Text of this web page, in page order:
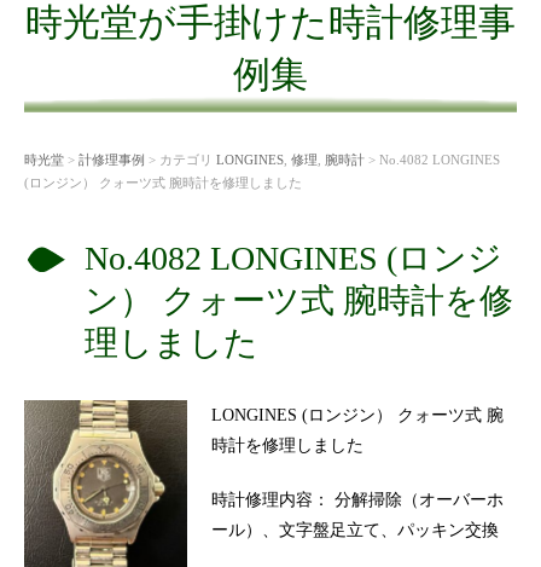
時光堂が手掛けた時計修理事
例集
時光堂 > 計修理事例 > カテゴリ LONGINES 修理 腕時計 > No.4082 LONGINES
(ロンジン） クォーツ式 腕時計を修理しました
No.4082 LONGINES (ロンジ
ン） クォーツ式 腕時計を修
理しました
LONGINES (ロンジン） クォーツ式 腕
時計を修理しました
時計修理内容： 分解掃除（オーバーホ
ール）、文字盤足立て、パッキン交換